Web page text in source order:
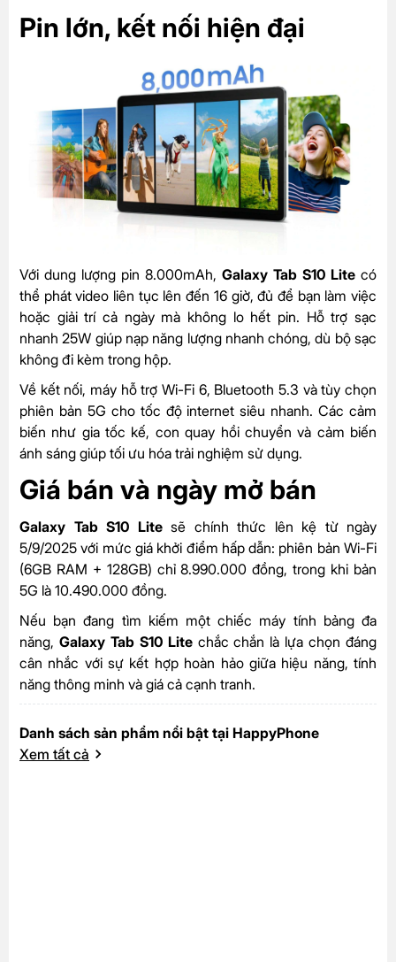
Pin lớn, kết nối hiện đại
Với dung lượng pin 8.000mAh, Galaxy Tab S10 Lite có
thể phát video liên tục lên đến 16 giờ, đủ để bạn làm việc
hoặc giải trí cả ngày mà không lo hết pin. Hỗ trợ sạc
nhanh 25W giúp nạp năng lượng nhanh chóng, dù bộ sạc
không đi kèm trong hộp.
Về kết nối, máy hỗ trợ Wi-Fi 6, Bluetooth 5.3 và tùy chọn
phiên bản 5G cho tốc độ internet siêu nhanh. Các cảm
biến như gia tốc kế, con quay hồi chuyển và cảm biến
ánh sáng giúp tối ưu hóa trải nghiệm sử dụng.
Giá bán và ngày mở bán
Galaxy Tab S10 Litesẽ chính thức lên kệ từ ngày
5/9/2025 với mức giá khởi điểm hấp dẫn: phiên bản Wi-Fi
(6GB RAM + 128GB) chỉ 8.990.000 đồng, trong khi bản
5G là 10.490.000 đồng.
Nếu bạn đang tìm kiếm một chiếc máy tính bảng đa
năng, Galaxy Tab S10 Litechắc chắn là lựa chọn đáng
cân nhắc với sự kết hợp hoàn hảo giữa hiệu năng, tính
năng thông minh và giá cả cạnh tranh.
Danh sách sản phẩm nổi bật tại HappyPhone
Xem tất cả